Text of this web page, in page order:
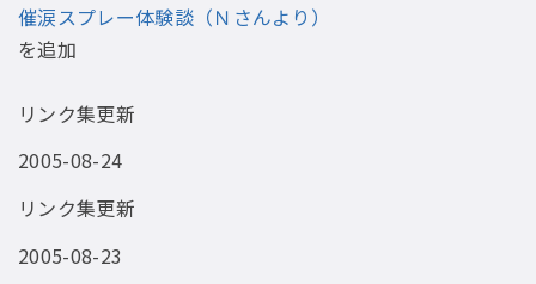
催涙スプレー体験談（Ｎさんより）
を追加
リンク集更新
2005-08-24
リンク集更新
2005-08-23